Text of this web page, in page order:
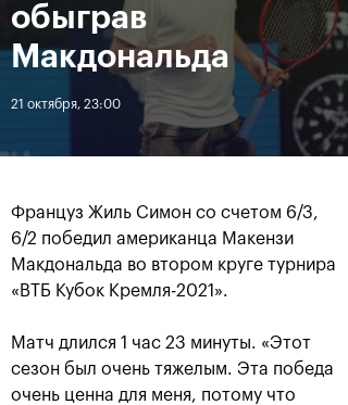
ЛЕНТА
Фотогалерея финального
25 октября, 11:00
октября
23 октября,
обыграв
Макдональда
21 октября, 23:00
Француз Жиль Симон со счетом 6/3,
6/2 победил американца Макензи
Макдональда во втором круге турнира
«ВТБ Кубок Кремля-2021».
Матч длился 1 час 23 минуты. «Этот
сезон был очень тяжелым. Эта победа
очень ценна для меня, потому что